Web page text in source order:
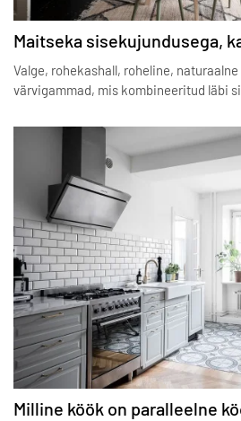
Maitseka sisekujundusega,
Valge, rohekashall, roheline,
värvigammad, mis kombineeritud läbi
Milline köök on paralleelne